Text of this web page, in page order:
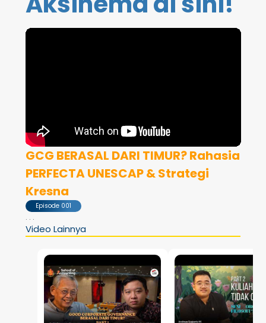
GCG BERASAL DARI TIMUR? Rahasia
PERFECTA UNESCAP & Strategi
Kresna
Episode 001
. . .
Video Lainnya